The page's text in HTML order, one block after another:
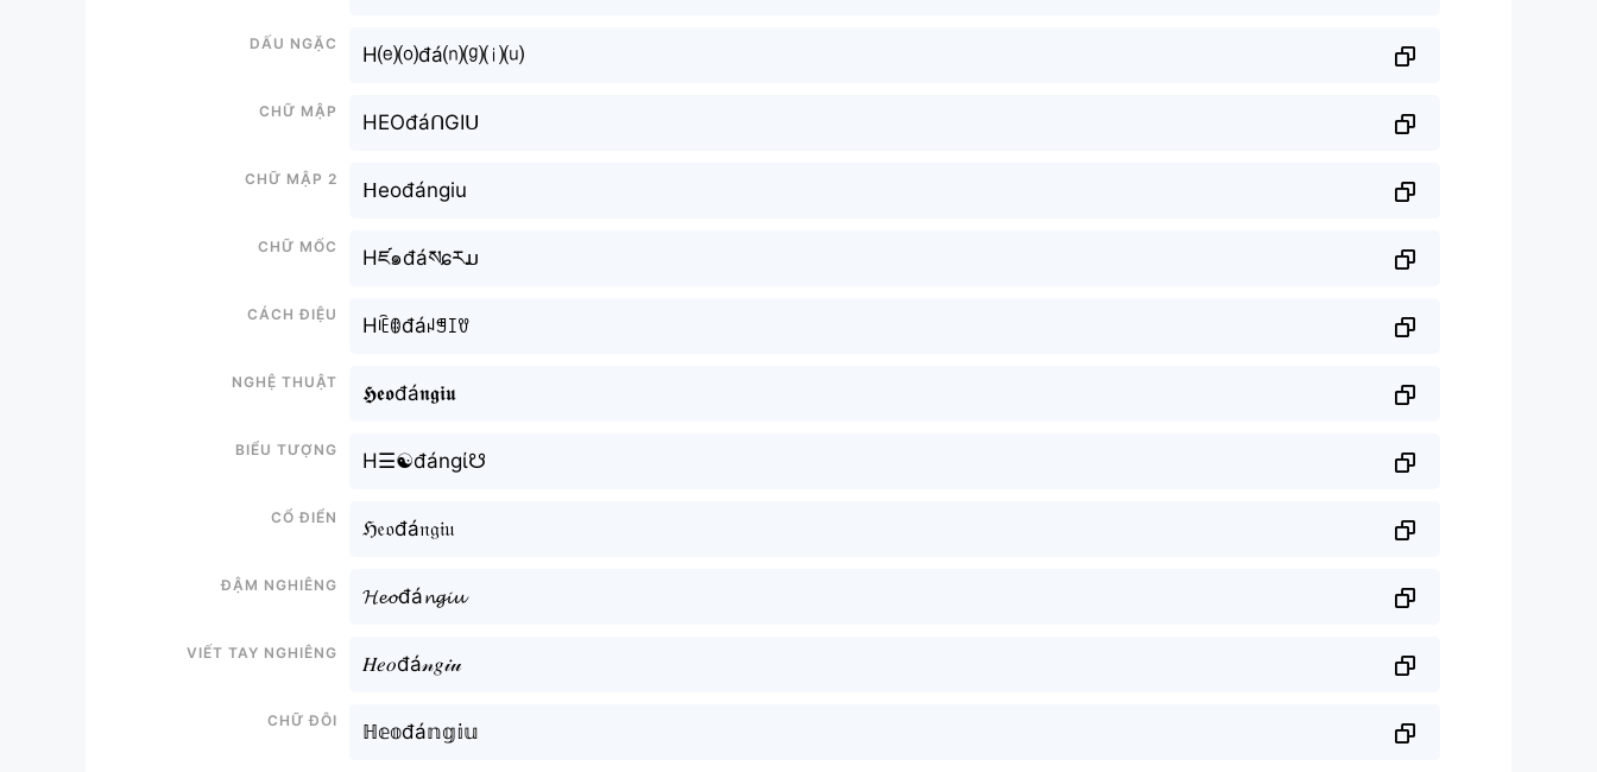
Dấu ngặc
H⒠⒪đá⒩⒢⒤⒰
Chữ mập
HEOđáᑎGIᑌ
Chữ mập 2
ᕼeođángiu
Chữ mốc
Hཛ๑đáསɕརມ
Cách điệu
Hꍟꂦđáꈤꁅꀤꀎ
Nghệ thuật
𝕳𝖊𝖔đá𝖓𝖌𝖎𝖚
Biểu tượng
H☰☯đángί☋
Cổ điển
ℌ𝔢𝔬đá𝔫𝔤𝔦𝔲
Đậm nghiêng
𝓗𝓮𝓸đá𝓷𝓰𝓲𝓾
Viết tay nghiêng
𝐻𝑒𝑜đá𝓃𝑔𝒾𝓊
Chữ đôi
ℍ𝕖𝕠đá𝕟𝕘𝕚𝕦